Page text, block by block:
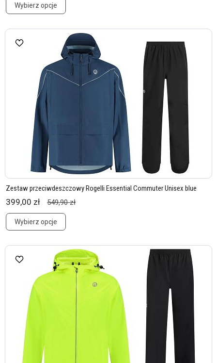
Wybierz opcje
Zestaw przeciwdeszczowy Rogelli Essential Commuter Unisex blue
399,00 zł 549,90 zł
Wybierz opcje